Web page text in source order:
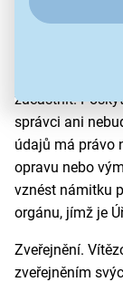
správnosti a
neposkytnutí
zúčastnit.
správci ani
údajů má právo
opravu nebo
vznést námitku
orgánu, jímž je
Zveřejnění.
zveřejněním